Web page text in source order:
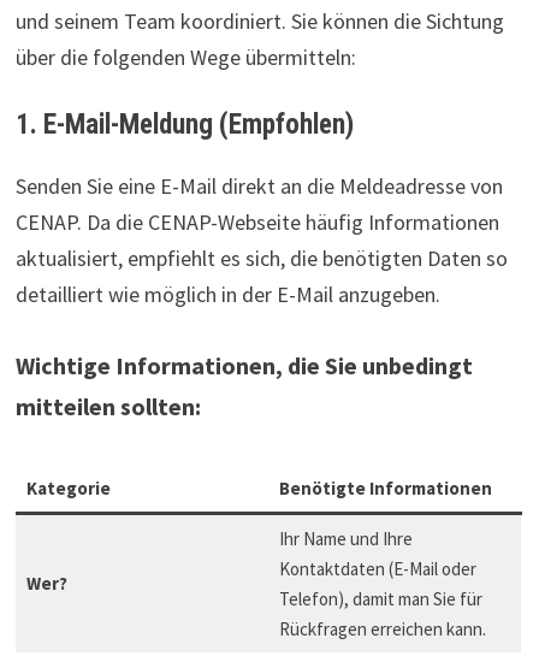
und seinem Team koordiniert. Sie können die Sichtung
über die folgenden Wege übermitteln:
1. E-Mail-Meldung (Empfohlen)
Senden Sie eine E-Mail direkt an die Meldeadresse von
CENAP. Da die CENAP-Webseite häufig Informationen
aktualisiert, empfiehlt es sich, die benötigten Daten so
detailliert wie möglich in der E-Mail anzugeben.
Wichtige Informationen, die Sie unbedingt
mitteilen sollten:
Kategorie Benötigte Informationen
Wer?
Ihr Name und Ihre
Kontaktdaten (E-Mail oder
Telefon), damit man Sie für
Rückfragen erreichen kann.